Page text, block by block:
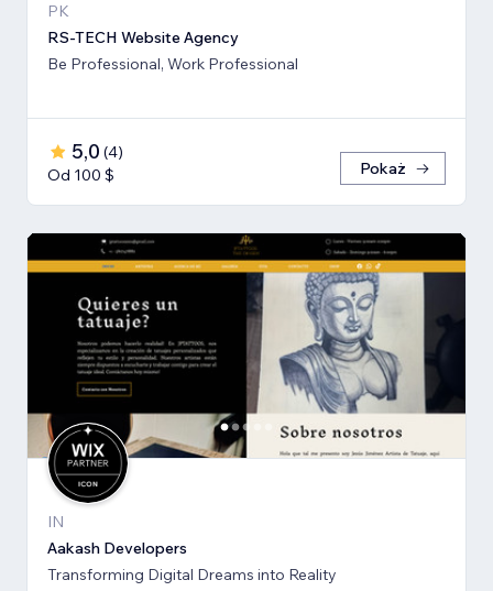
PK
RS-TECH Website Agency
Be Professional, Work Professional
5,0 (4)
Od 100 $
Pokaż
IN
Aakash Developers
Transforming Digital Dreams into Reality